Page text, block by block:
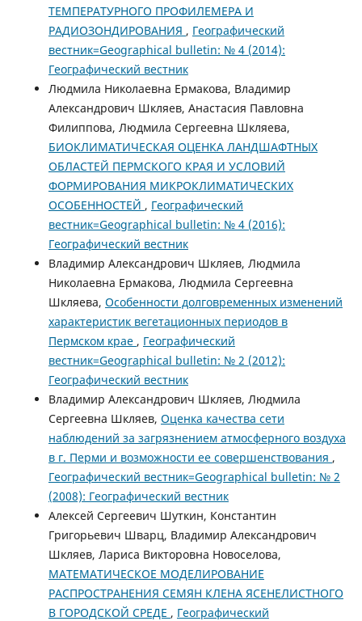
ТЕМПЕРАТУРНОГО ПРОФИЛЕМЕРА И
РАДИОЗОНДИРОВАНИЯ , Географический
вестник=Geographical bulletin: № 4 (2014):
Географический вестник
Людмила Николаевна Ермакова, Владимир
Александрович Шкляев, Анастасия Павловна
Филиппова, Людмила Сергеевна Шкляева,
БИОКЛИМАТИЧЕСКАЯ ОЦЕНКА ЛАНДШАФТНЫХ
ОБЛАСТЕЙ ПЕРМСКОГО КРАЯ И УСЛОВИЙ
ФОРМИРОВАНИЯ МИКРОКЛИМАТИЧЕСКИХ
ОСОБЕННОСТЕЙ , Географический
вестник=Geographical bulletin: № 4 (2016):
Географический вестник
Владимир Александрович Шкляев, Людмила
Николаевна Ермакова, Людмила Сергеевна
Шкляева, Особенности долговременных изменений
характеристик вегетационных периодов в
Пермском крае , Географический
вестник=Geographical bulletin: № 2 (2012):
Географический вестник
Владимир Александрович Шкляев, Людмила
Сергеевна Шкляев, Оценка качества сети
наблюдений за загрязнением атмосферного воздуха
в г. Перми и возможности ее совершенствования ,
Географический вестник=Geographical bulletin: № 2
(2008): Географический вестник
Алексей Сергеевич Шуткин, Константин
Григорьевич Шварц, Владимир Александрович
Шкляев, Лариса Викторовна Новоселова,
МАТЕМАТИЧЕСКОЕ МОДЕЛИРОВАНИЕ
РАСПРОСТРАНЕНИЯ СЕМЯН КЛЕНА ЯСЕНЕЛИСТНОГО
В ГОРОДСКОЙ СРЕДЕ , Географический